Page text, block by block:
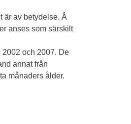
är av betydelse. Å
anses som särskilt
och 2007. De
annat från
månaders ålder.